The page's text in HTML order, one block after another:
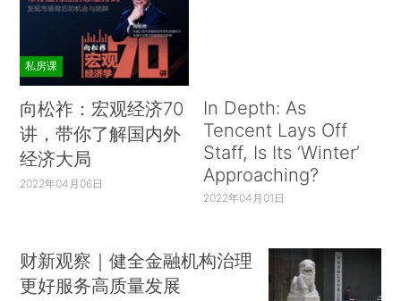
私房课
向松祚：宏观经济70
讲，带你了解国内外
经济大局
2022年04月06日
In Depth: As
Tencent Lays Off
Staff, Is Its ‘Winter’
Approaching?
2022年04月01日
财新观察｜健全金融机构治理
更好服务高质量发展